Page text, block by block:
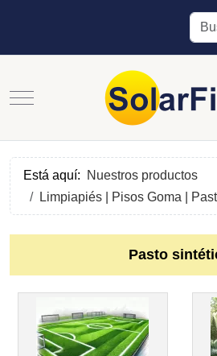
Mobile Menu Toggle
Está aquí:
Nuestros productos
Limpiapiés | Pisos Goma |
Pasto